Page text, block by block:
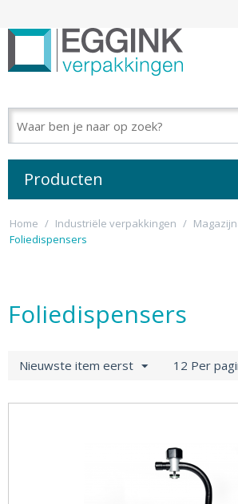
Producten
Home / Industriële verpakkingen /
Foliedispensers
Foliedispensers
Nieuwste item eerst 12 Per